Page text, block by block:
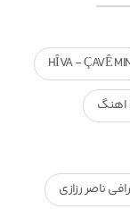
HÎVA - ÇAVÊ
ناصر رزازی